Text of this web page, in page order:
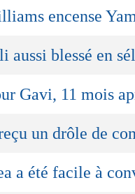
encense
aussi blessé en
Gavi, 11 mois
un drôle de
a été facile à